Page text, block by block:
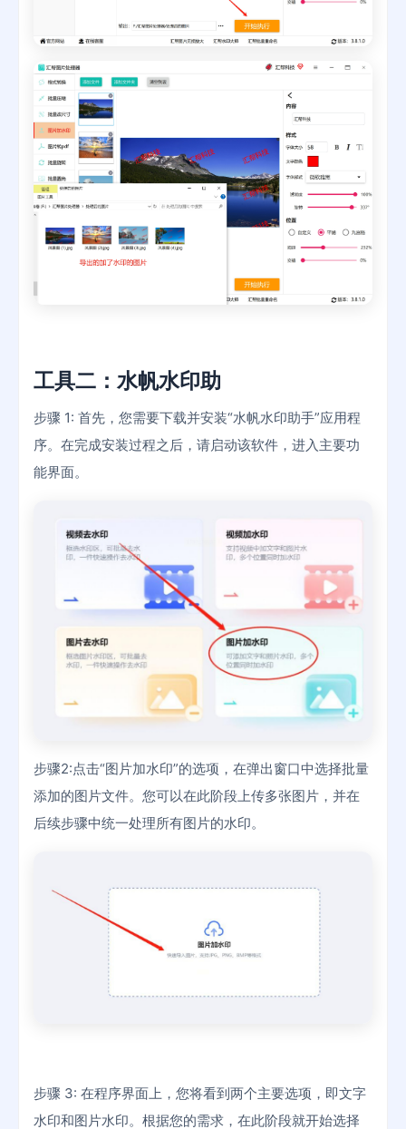
工具二：水帆水印助
步骤 1: 首先，您需要下载并安装“水帆水印助手”应用程
序。在完成安装过程之后，请启动该软件，进入主要功
能界面。
步骤2:点击“图片加水印”的选项，在弹出窗口中选择批量
添加的图片文件。您可以在此阶段上传多张图片，并在
后续步骤中统一处理所有图片的水印。
步骤 3: 在程序界面上，您将看到两个主要选项，即文字
水印和图片水印。根据您的需求，在此阶段就开始选择